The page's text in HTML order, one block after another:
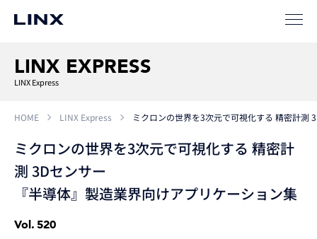
LINX EXPRESS
LINX Express
HOME LINX Express ミクロンの世界を3次元で可視化する 精密計測
ミクロンの世界を3次元で可視化する 精密計
測 3Dセンサー
『半導体』製造業界向けアプリケーション集
Vol. 520